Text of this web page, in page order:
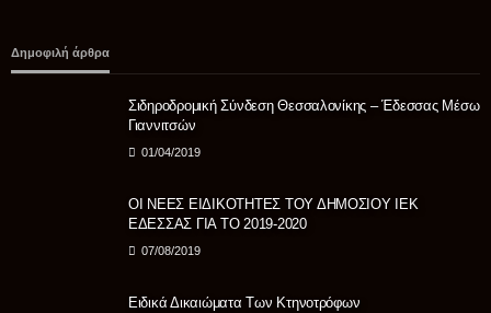
Χειροπέδες σε έξι διακινητές μεταναστών σε περιοχές του
Δημοφιλή άρθρα
Σιδηροδρομική Σύνδεση Θεσσαλονίκης – Έδεσσας Μέσω
Γιαννιτσών
01/04/2019
ΟΙ ΝΕΕΣ ΕΙΔΙΚΟΤΗΤΕΣ ΤΟΥ ΔΗΜΟΣΙΟΥ ΙΕΚ
ΕΔΕΣΣΑΣ ΓΙΑ ΤΟ 2019-2020
07/08/2019
Ειδικά Δικαιώματα Των Κτηνοτρόφων